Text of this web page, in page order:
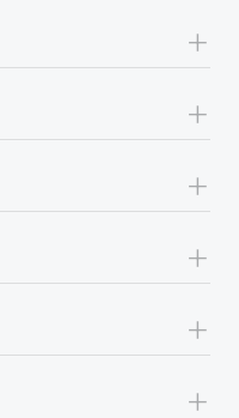
+
+
+
+
+
+